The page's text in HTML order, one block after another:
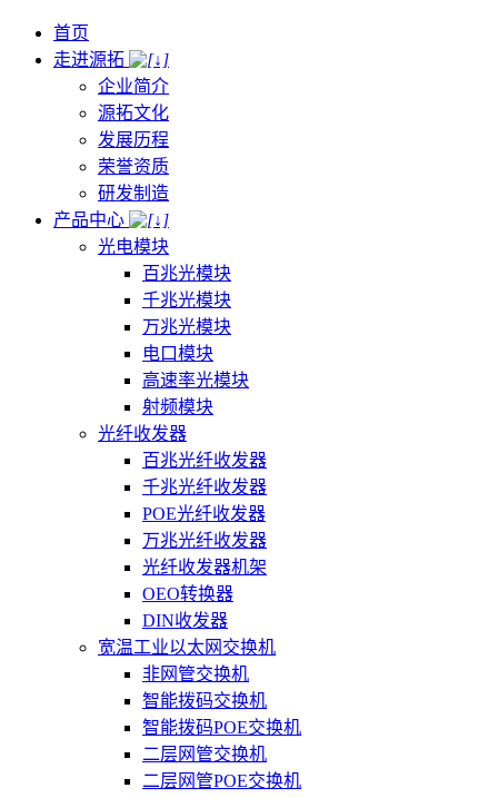
首页
走进源拓
企业简介
源拓文化
发展历程
荣誉资质
研发制造
产品中心
光电模块
百兆光模块
千兆光模块
万兆光模块
电口模块
高速率光模块
射频模块
光纤收发器
百兆光纤收发器
千兆光纤收发器
POE光纤收发器
万兆光纤收发器
光纤收发器机架
OEO转换器
DIN收发器
宽温工业以太网交换机
非网管交换机
智能拨码交换机
智能拨码POE交换机
二层网管交换机
二层网管POE交换机